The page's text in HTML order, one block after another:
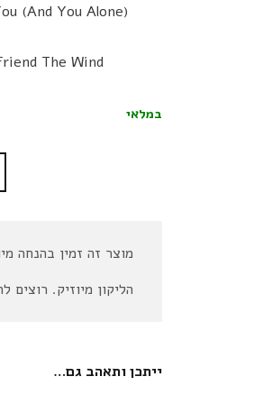
(And You Alone)
The Wind
במלאי
מוצר זה זמין בהנחה
הליקון מיוזיק. רוצים
ייתכן ותאהב גם…